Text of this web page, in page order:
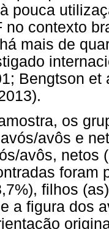
pouca
no contexto
mais de
Bengtson
os
avôs e
avôs, netos
foram
filhos
a figura dos